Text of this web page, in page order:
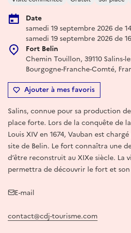
Date
samedi 19 septembre 2026 de
samedi 19 septembre 2026 de
Fort Belin
Chemin Touillon, 39110 Salins-
Bourgogne-Franche-Comté,
Ajouter à mes favoris
Salins, connue pour sa production
place forte. Lors de la conquête de
Louis XIV en 1674, Vauban est
site de Belin. Le fort connaîtra une
d’être reconstruit au XIXe siècle. La
permettra de découvrir le fort et
E-mail
contact@cdj-tourisme.com